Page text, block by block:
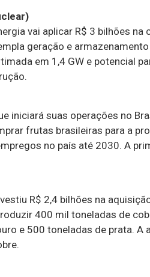
vai aplicar R$ 3 bilhões na
geração e
em 1,4 GW e potencial
iniciará suas operações no
frutas brasileiras para a
no país até 2030. A
R$ 2,4 bilhões na
400 mil toneladas de
e 500 toneladas de prata.